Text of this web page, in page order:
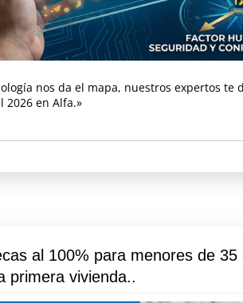
nos da el mapa, nuestros expertos te
2026 en Alfa.»
al 100% para menores de 35
primera vivienda..